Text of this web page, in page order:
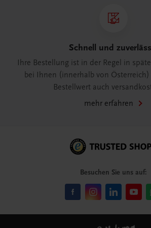
Schnell und
Ihre Bestellung ist in der Regel in
bei Ihnen (innerhalb von Österreich)
Bestellwert auch
mehr erfahren
Besuchen Sie uns auf: